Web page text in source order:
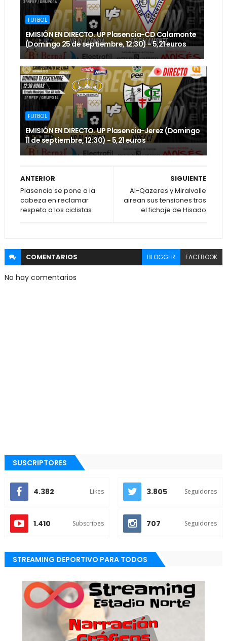
FUTBOL
EMISIÓN EN DIRECTO. UP Plasencia-CD Calamonte
(Domingo 25 de septiembre, 12:30) - 5,21 euros
FUTBOL
EMISIÓN EN DIRECTO. UP Plasencia-Jerez (Domingo
11 de septiembre, 12:30) - 5,21 euros
SIGUIENTE
Al-Qazeres y Miralvalle
airean sus tensiones tras
el fichaje de Hisado
ANTERIOR
Plasencia se pone a la
cabeza en reclamar
respeto a los ciclistas
COMENTARIOS BLOGGER FACEBOOK
No hay comentarios
SUSCRIPTORES
4.382 Likes 3.805 Seguidores
1.410 Subscribes 707 Seguidores
STREAMING DEPORTIVO PARA TODOS